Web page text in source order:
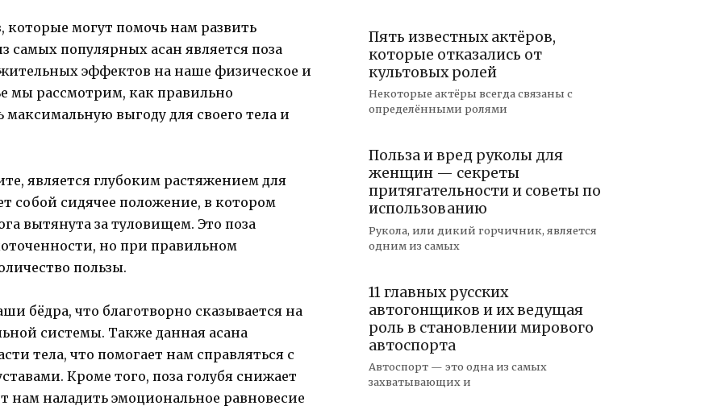
могут помочь нам развить
самых популярных асан является поза
эффектов на наше физическое и
мы рассмотрим, как правильно
выгоду для своего тела и
является глубоким растяжением для
собой сидячее положение, в котором
вытянута за туловищем. Это поза
но при правильном
пользы.
бёдра, что благотворно сказывается на
системы. Также данная асана
тела, что помогает нам справляться с
Кроме того, поза голубя снижает
нам наладить эмоциональное равновесие
Пять известных актёров,
которые отказались от
культовых ролей
Некоторые актёры всегда связаны с
определёнными ролями
Польза и вред руколы для
женщин — секреты
притягательности и советы по
использованию
Рукола, или дикий горчичник, является
одним из самых
11 главных русских
автогонщиков и их ведущая
роль в становлении мирового
автоспорта
Автоспорт — это одна из самых
захватывающих и